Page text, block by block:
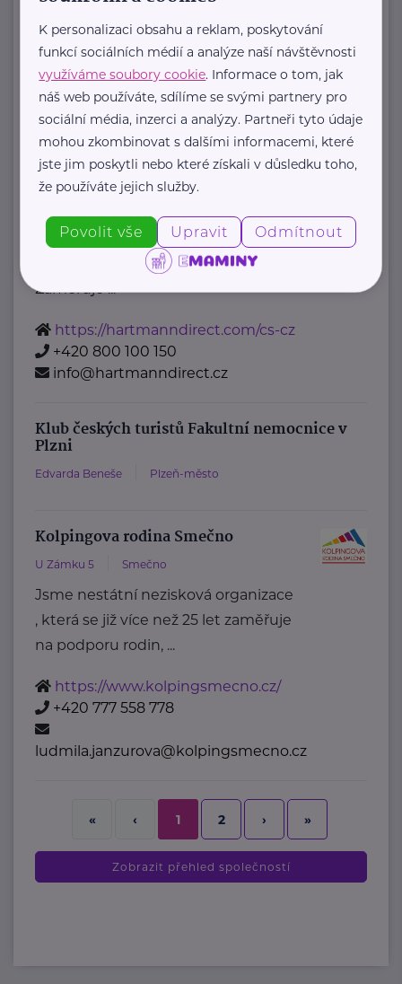
http://dotknisekridel.cz/
+420 792 262 128
dotknisekridel@seznam.cz
HARTMANN – RICO a.s.
HARTMANN je odborník na
zdravotnické pomůcky a hygienická
řešení s dlouholetou tradicí.
Zaměřuje ...
https://hartmanndirect.com/cs-cz
+420 800 100 150
info@hartmanndirect.cz
Klub českých turistů Fakultní nemocnice v
Plzni
Edvarda Beneše Plzeň-město
Kolpingova rodina Smečno
U Zámku 5 Smečno
Jsme nestátní nezisková organizace
, která se již více než 25 let zaměřuje
na podporu rodin, ...
https://www.kolpingsmecno.cz/
+420 777 558 778
ludmila.janzurova@kolpingsmecno.cz
« ‹ 1 2 › »
Zobrazit přehled společností
K personalizaci obsahu a reklam, poskytování
funkcí sociálních médií a analýze naší návštěvnosti
využíváme soubory cookie. Informace o tom, jak
náš web používáte, sdílíme se svými partnery pro
sociální média, inzerci a analýzy. Partneři tyto údaje
mohou zkombinovat s dalšími informacemi, které
jste jim poskytli nebo které získali v důsledku toho,
že používáte jejich služby.
Povolit vše Upravit Odmítnout